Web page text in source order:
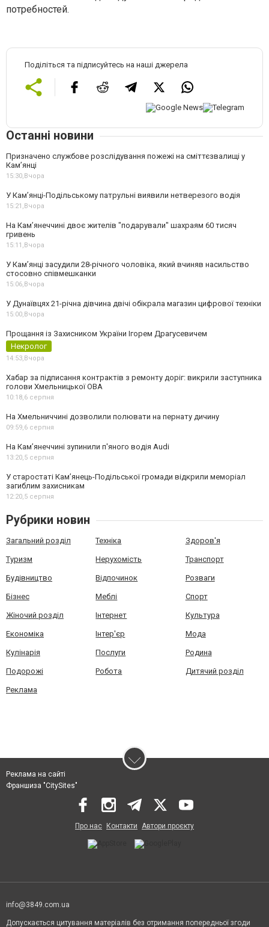
потребностей.
Поділіться та підписуйтесь на наші джерела
Останні новини
Призначено службове розслідування пожежі на сміттєзвалищі у
Кам’янці
15:30,Вчора
У Кам’янці-Подільському патрульні виявили нетверезого водія
15:21,Вчора
На Камʼянеччині двоє жителів "подарували" шахраям 60 тисяч
гривень
15:11,Вчора
У Камʼянці засудили 28-річного чоловіка, який вчиняв насильство
стосовно співмешканки
15:06,Вчора
У Дунаївцях 21-річна дівчина двічі обікрала магазин цифрової техніки
15:00,Вчора
Прощання із Захисником України Ігорем Драгусевичем
Некролог
14:53,Вчора
Хабар за підписання контрактів з ремонту доріг: викрили заступника
голови Хмельницької ОВА
10:18,6 серпня
На Хмельниччині дозволили полювати на пернату дичину
09:59,6 серпня
На Камʼянеччині зупинили п'яного водія Audi
13:20,5 серпня
У старостаті Кам’янець-Подільської громади відкрили меморіал
загиблим захисникам
12:20,5 серпня
Рубрики новин
Загальний розділ Техніка Здоров'я
Туризм Нерухомість Транспорт
Будівництво Відпочинок Розваги
Бізнес Меблі Спорт
Жіночий розділ Інтернет Культура
Економіка Інтер'єр Мода
Кулінарія Послуги Родина
Подорожі Робота Дитячий розділ
Реклама
Реклама на сайті
Франшиза "CitySites"
Про нас Контакти Автори проєкту
info@3849.com.ua
Допускається цитування матеріалів без отримання попередньої згоди